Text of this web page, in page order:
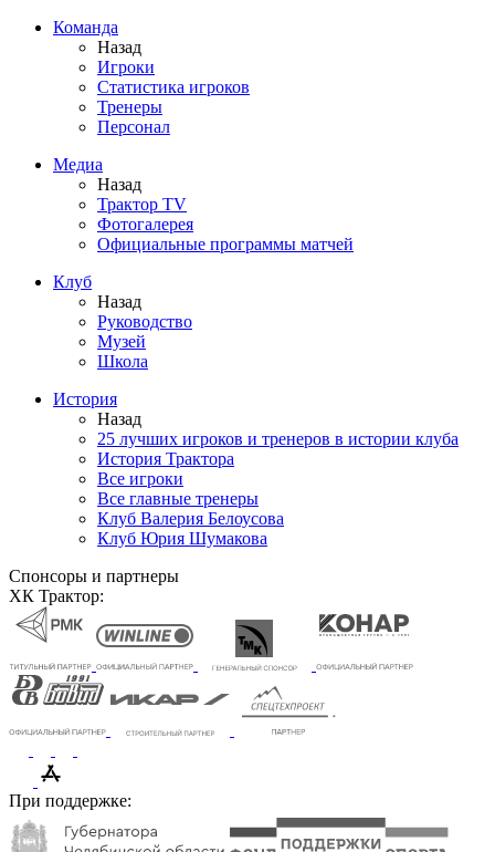
Команда
Назад
Игроки
Статистика игроков
Тренеры
Персонал
Медиа
Назад
Трактор TV
Фотогалерея
Официальные программы матчей
Клуб
Назад
Руководство
Музей
Школа
История
Назад
25 лучших игроков и тренеров в истории клуба
История Трактора
Все игроки
Все главные тренеры
Клуб Валерия Белоусова
Клуб Юрия Шумакова
Спонсоры и партнеры
ХК Трактор:
При поддержке: